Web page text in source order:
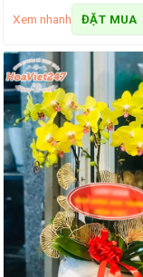
Xem nhanh ĐẶT MUA